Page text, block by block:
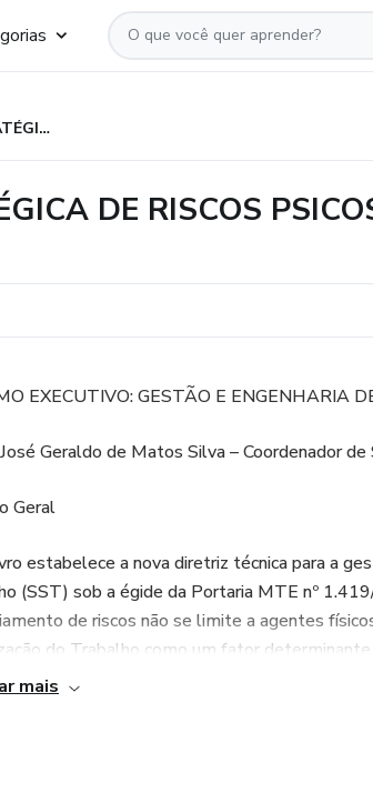
GESTÃO ESTRATÉGICA DE RISCOS PSICOSSOCIAIS NO TRABALHO
DE RISCOS
EXECUTIVO: GESTÃO E ENGENHARIA
Geraldo de Matos Silva – Coordenador de
Geral
estabelece a nova diretriz técnica para a
(SST) sob a égide da Portaria MTE nº
de riscos não se limite a agentes
do Trabalho como um fator
mais